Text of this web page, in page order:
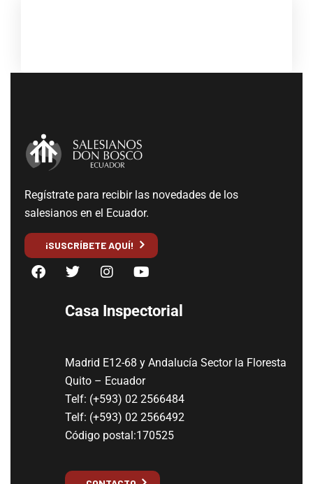
Regístrate para recibir las novedades de los
salesianos en el Ecuador.
¡SUSCRÍBETE AQUÍ!
Casa Inspectorial
Madrid E12-68 y Andalucía Sector la Floresta
Quito – Ecuador
Telf: (+593) 02 2566484
Telf: (+593) 02 2566492
Código postal:170525